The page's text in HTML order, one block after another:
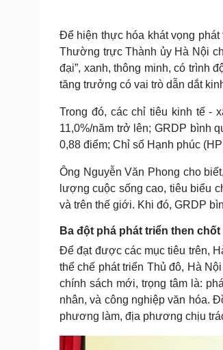
Để hiện thực hóa khát vọng phát
Thường trực Thành ủy Hà Nội
đại”, xanh, thông minh, có trình
tăng trưởng có vai trò dẫn dắt
Trong đó, các chỉ tiêu kinh tế -
11,0%/năm trở lên; GRDP bình
0,88 điểm; Chỉ số Hạnh phúc
Ông Nguyễn Văn Phong cho
lượng cuộc sống cao, tiêu biểu
và trên thế giới. Khi đó, GRDP
Ba đột phá phát triển then chốt
Để đạt được các mục tiêu trên,
thể chế phát triển Thủ đô, Hà
chính sách mới, trọng tâm là:
nhân, và công nghiệp văn hóa.
phương làm, địa phương chịu